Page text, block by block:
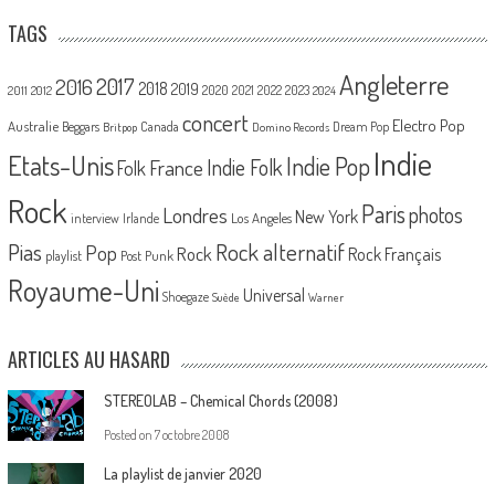
TAGS
2011 2012 20162017 2018 2019 2020 2021 2022 2023 2024 Angleterre
Australie Beggars Britpop Canada concert Domino Records Dream Pop Electro Pop
Etats-UnisFolk France Indie Folk Indie PopIndie
Rock interview Irlande Londres Los Angeles New York Parisphotos
Pias playlist Pop Post Punk Rock Rock alternatif Rock Français
Royaume-Uni Shoegaze Suède Universal Warner
ARTICLES AU HASARD
STEREOLAB – Chemical Chords (2008)
Posted on 7 octobre 2008
La playlist de janvier 2020